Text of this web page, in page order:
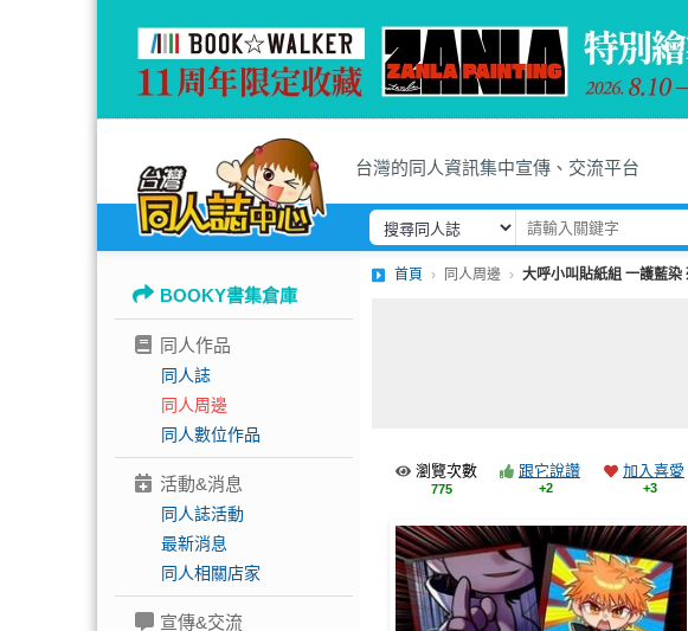
台灣的同人資訊集中宣傳、交流平台
BOOKY書集倉庫
同人作品
同人誌
同人周邊
同人數位作品
活動&消息
同人誌活動
最新消息
同人相關店家
宣傳&交流
首頁 同人周邊 大呼小叫貼紙組 一護藍染
瀏覽次數
775
跟它說讚
+2
加入喜愛
+3